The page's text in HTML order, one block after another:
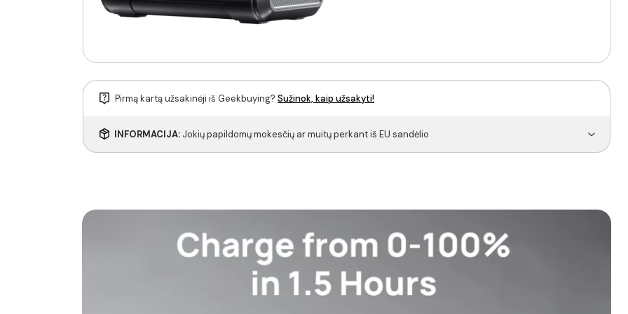
Pirmą kartą užsakinėji iš Geekbuying? Sužinok, kaip užsakyti!
INFORMACIJA: Jokių papildomų mokesčių ar muitų perkant iš EU sandėlio